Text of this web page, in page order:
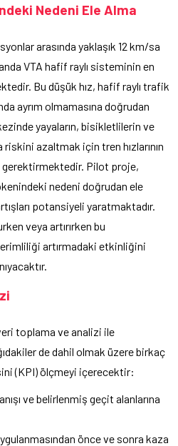
Nedeni Ele Alma
arasında yaklaşık 12 km/sa
VTA hafif raylı sisteminin en
Bu düşük hız, hafif raylı trafik
ayrım olmamasına doğrudan
yayaların, bisikletlilerin ve
riskini azaltmak için tren hızlarının
Pilot proje,
nedeni doğrudan ele
potansiyeli yaratmaktadır.
veya artırırken bu
artırmadaki etkinliğini
toplama ve analizi ile
de dahil olmak üzere birkaç
(KPI) ölçmeyi içerecektir:
ve belirlenmiş geçit alanlarına
önce ve sonra kaza